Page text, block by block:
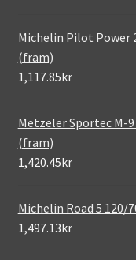
Michelin Pilot Power
(fram)
1,117.85kr
Metzeler Sportec M-9
(fram)
1,420.45kr
Michelin Road 5 120/
1,497.13kr